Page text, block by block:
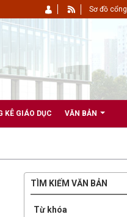
KÊ GIÁO DỤC VĂN BẢN
Sơ đồ cổng
TÌM KIẾM VĂN BẢN
Từ khóa